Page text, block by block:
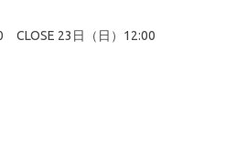
CLOSE 23日（日）12:00